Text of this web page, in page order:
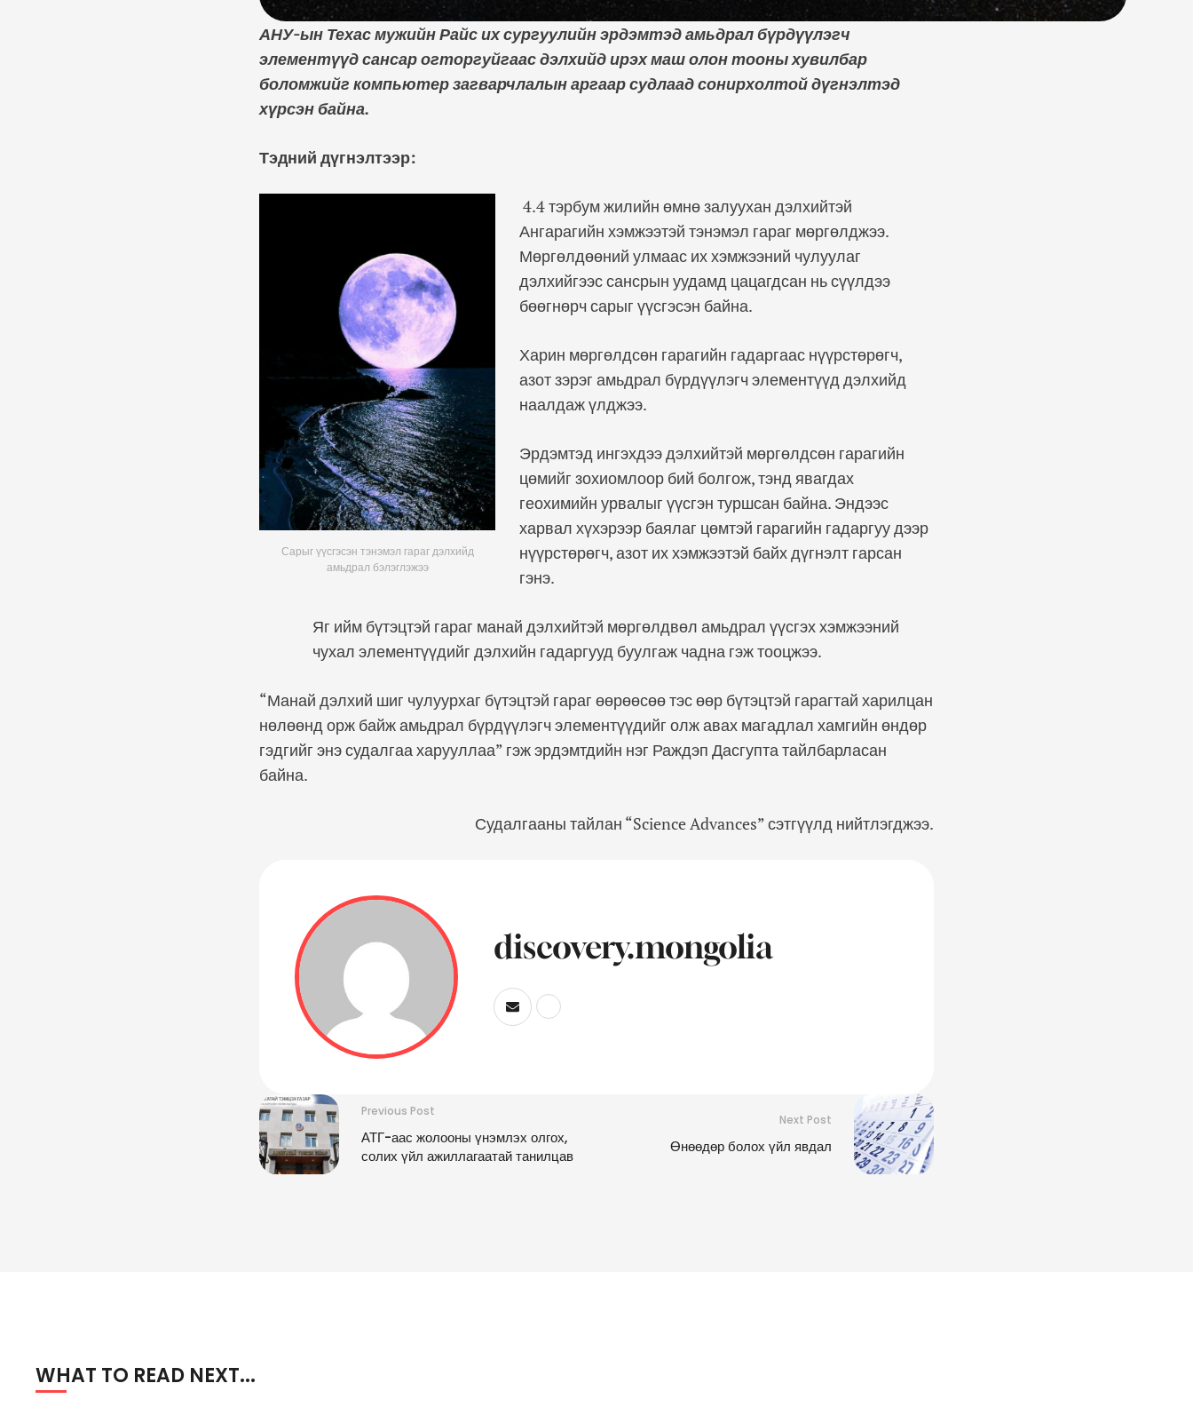
АНУ-ын Техас мужийн Райс их сургуулийн эрдэмтэд амьдрал бүрдүүлэгч
элементүүд сансар огторгуйгаас дэлхийд ирэх маш олон тооны хувилбар
боломжийг компьютер загварчлалын аргаар судлаад сонирхолтой дүгнэлтэд
хүрсэн байна.
Тэдний дүгнэлтээр:
Сарыг үүсгэсэн тэнэмэл гараг дэлхийд
амьдрал бэлэглэжээ
4.4 тэрбум жилийн өмнө залуухан дэлхийтэй
Ангарагийн хэмжээтэй тэнэмэл гараг мөргөлджээ.
Мөргөлдөөний улмаас их хэмжээний чулуулаг
дэлхийгээс сансрын уудамд цацагдсан нь сүүлдээ
бөөгнөрч сарыг үүсгэсэн байна.
Харин мөргөлдсөн гарагийн гадаргаас нүүрстөрөгч,
азот зэрэг амьдрал бүрдүүлэгч элементүүд дэлхийд
наалдаж үлджээ.
Эрдэмтэд ингэхдээ дэлхийтэй мөргөлдсөн гарагийн
цөмийг зохиомлоор бий болгож, тэнд явагдах
геохимийн урвалыг үүсгэн туршсан байна. Эндээс
харвал хүхэрээр баялаг цөмтэй гарагийн гадаргуу дээр
нүүрстөрөгч, азот их хэмжээтэй байх дүгнэлт гарсан
гэнэ.
Яг ийм бүтэцтэй гараг манай дэлхийтэй мөргөлдвөл амьдрал үүсгэх хэмжээний
чухал элементүүдийг дэлхийн гадаргууд буулгаж чадна гэж тооцжээ.
“Манай дэлхий шиг чулуурхаг бүтэцтэй гараг өөрөөсөө тэс өөр бүтэцтэй гарагтай харилцан
нөлөөнд орж байж амьдрал бүрдүүлэгч элементүүдийг олж авах магадлал хамгийн өндөр
гэдгийг энэ судалгаа харууллаа” гэж эрдэмтдийн нэг Раждэп Дасгупта тайлбарласан
байна.
Судалгааны тайлан “Science Advances” сэтгүүлд нийтлэгджээ.
discovery.mongolia
Previous Post
АТГ-аас жолооны үнэмлэх олгох,
солих үйл ажиллагаатай танилцав
Next Post
Өнөөдөр болох үйл явдал
WHAT TO READ NEXT...